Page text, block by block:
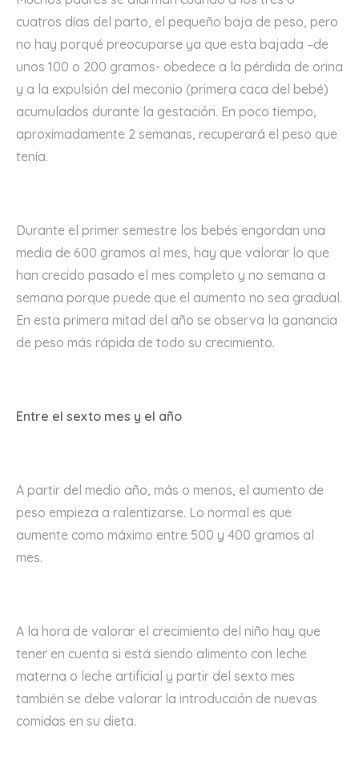
cuatros días del parto, el pequeño baja de peso, pero
no hay porqué preocuparse ya que esta bajada –de
unos 100 o 200 gramos- obedece a la pérdida de orina
y a la expulsión del meconio (primera caca del bebé)
acumulados durante la gestación. En poco tiempo,
aproximadamente 2 semanas, recuperará el peso que
tenía.
Durante el primer semestre los bebés engordan una
media de 600 gramos al mes, hay que valorar lo que
han crecido pasado el mes completo y no semana a
semana porque puede que el aumento no sea gradual.
En esta primera mitad del año se observa la ganancia
de peso más rápida de todo su crecimiento.
Entre el sexto mes y el año
A partir del medio año, más o menos, el aumento de
peso empieza a ralentizarse. Lo normal es que
aumente como máximo entre 500 y 400 gramos al
mes.
A la hora de valorar el crecimiento del niño hay que
tener en cuenta si está siendo alimento con leche
materna o leche artificial y partir del sexto mes
también se debe valorar la introducción de nuevas
comidas en su dieta.